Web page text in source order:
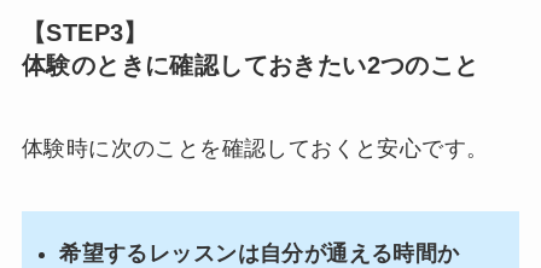
【STEP3】
体験のときに確認しておきたい2つのこと
体験時に次のことを確認しておくと安心です。
希望するレッスンは自分が通える時間か